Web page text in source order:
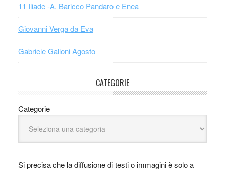
11 Iliade -A. Baricco Pandaro e Enea
Giovanni Verga da Eva
Gabriele Galloni Agosto
CATEGORIE
Categorie
Si precisa che la diffusione di testi o immagini è solo a